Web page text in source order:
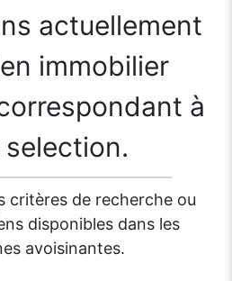
actuellement
immobilier
à
critères de recherche ou
disponibles dans les
avoisinantes.